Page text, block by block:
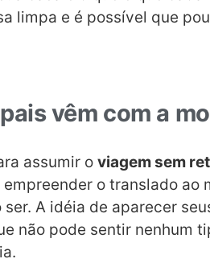
limpa e é possível que
vêm com a
assumir o viagem sem
o translado ao
A idéia de aparecer
não pode sentir nenhum